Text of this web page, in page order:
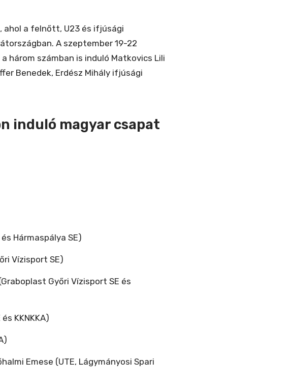
ahol a felnőtt, U23 és ifjúsági
A szeptember 19-22
három számban is induló Matkovics Lili
Benedek, Erdész Mihály ifjúsági
induló magyar csapat
Hármaspálya SE)
Vízisport SE)
Győri Vízisport SE és
KKNKKA)
Emese (UTE, Lágymányosi Spari